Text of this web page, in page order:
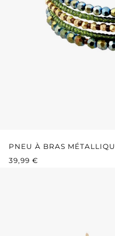
PNEU À BRAS
PRIX RÉGULIER :
39,99 €